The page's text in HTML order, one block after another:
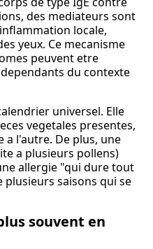
des mediateurs sont
locale,
yeux. Ce mecanisme
peuvent etre
du contexte
universel. Elle
vegetales presentes,
a l'autre. De plus, une
a plusieurs pollens)
allergie "qui dure tout
saisons qui se
souvent en